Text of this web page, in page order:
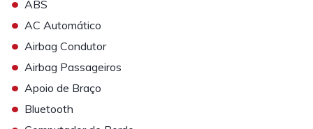
ABS
• AC Automático
• Airbag Condutor
• Airbag Passageiros
• Apoio de Braço
• Bluetooth